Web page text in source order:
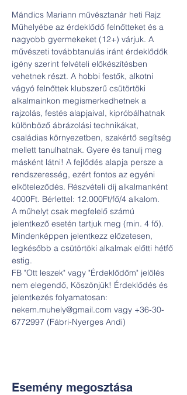
Mándics Mariann művésztanár heti Rajz
Műhelyébe az érdeklődő felnőtteket és a
nagyobb gyermekeket (12+) várjuk. A
művészeti továbbtanulás iránt érdeklődők
igény szerint felvételi előkészítésben
vehetnek részt. A hobbi festők, alkotni
vágyó felnőttek klubszerű csütörtöki
alkalmainkon megismerkedhetnek a
rajzolás, festés alapjaival, kipróbálhatnak
különböző ábrázolási technikákat,
családias környezetben, szakértő segítség
mellett tanulhatnak. Gyere és tanulj meg
másként látni! A fejlődés alapja persze a
rendszeresség, ezért fontos az egyéni
elköteleződés. Részvételi díj alkalmanként
4000Ft. Bérlettel: 12.000Ft/fő/4 alkalom.
A műhelyt csak megfelelő számú
jelentkező esetén tartjuk meg (min. 4 fő).
Mindenképpen jelentkezz előzetesen,
legkésőbb a csütörtöki alkalmak előtti hétfő
estig.
FB "Ott leszek" vagy "Érdeklődőm" jelölés
nem elegendő, Köszönjük! Érdeklődés és
jelentkezés folyamatosan:
nekem.muhely@gmail.com vagy +36-30-
6772997 (Fábri-Nyerges Andi)
Esemény megosztása